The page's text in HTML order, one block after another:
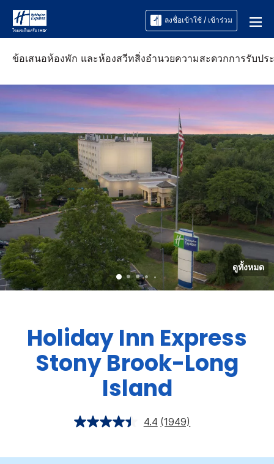
ลงชื่อเข้าใช้ / เข้าร่วม
ข้อเสนอห้องพัก และห้องสวีทสิ่งอำนวยความสะดวกการรับปร
ดูทั้งหมด
Holiday Inn Express
Stony Brook-Long
Island
4.4 (1949)